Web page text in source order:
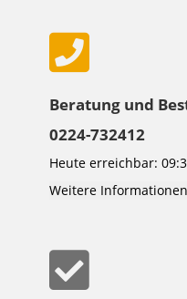
Beratung und
0224-732412
Heute erreichbar:
Weitere Informationen